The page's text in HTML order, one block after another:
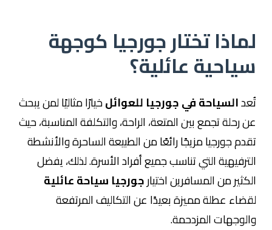
لماذا تختار جورجيا كوجهة
سياحية عائلية؟
تُعدالسياحة في جورجيا للعوائلخيارًا مثاليًا لمن يبحث
عن رحلة تجمع بين المتعة، الراحة، والتكلفة المناسبة، حيث
تقدم جورجيا مزيجًا رائعًا من الطبيعة الساحرة والأنشطة
الترفيهية التي تناسب جميع أفراد الأسرة. لذلك، يفضل
الكثير من المسافرين اختيارجورجيا سياحة عائلية
لقضاء عطلة مميزة بعيدًا عن التكاليف المرتفعة
والوجهات المزدحمة.